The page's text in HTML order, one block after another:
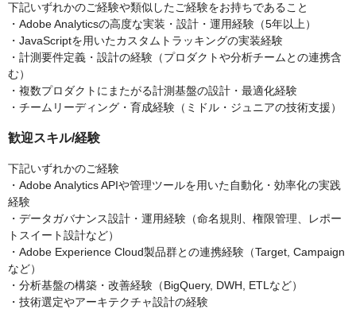
下記いずれかのご経験や類似したご経験をお持ちであること
・Adobe Analyticsの高度な実装・設計・運用経験（5年以上）
・JavaScriptを用いたカスタムトラッキングの実装経験
・計測要件定義・設計の経験（プロダクトや分析チームとの連携含
む）
・複数プロダクトにまたがる計測基盤の設計・最適化経験
・チームリーディング・育成経験（ミドル・ジュニアの技術支援）
歓迎スキル/経験
下記いずれかのご経験
・Adobe Analytics APIや管理ツールを用いた自動化・効率化の実践
経験
・データガバナンス設計・運用経験（命名規則、権限管理、レポー
トスイート設計など）
・Adobe Experience Cloud製品群との連携経験（Target, Campaign
など）
・分析基盤の構築・改善経験（BigQuery, DWH, ETLなど）
・技術選定やアーキテクチャ設計の経験